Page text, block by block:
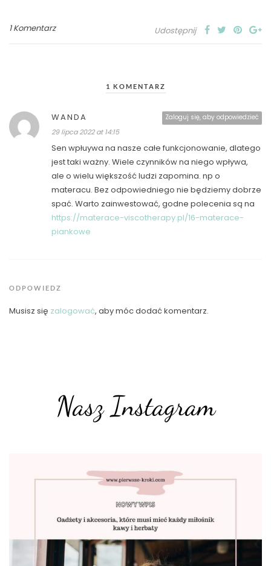
1 Komentarz Udostępnij
1 KOMENTARZ
Zaloguj się, aby odpowiedzieć
WANDA
29 lipca 2022 at 14:15
Sen wpłuywa na nasze całe funkcjonowanie, dlatego
jest taki ważny. Wiele czynników na niego wpływa,
ale o wielu większość ludzi zapomina. np o
materacu. Bez odpowiedniego nie będziemy dobrze
spać. Warto zainwestować, godne polecenia są na
https://materace-viscotherapy.pl/16-materace-
piankowe
ODPOWIEDZ
Musisz się zalogować, aby móc dodać komentarz.
Nasz Instagram